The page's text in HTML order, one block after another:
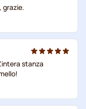
grazie.
stanza